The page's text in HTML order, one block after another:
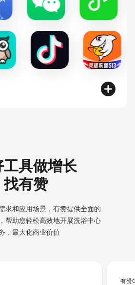
工具做增长
找有赞
求和应用场景，有赞提供全面的
帮助您轻松高效地开展洗浴中心
，最大化商业价值
有赞